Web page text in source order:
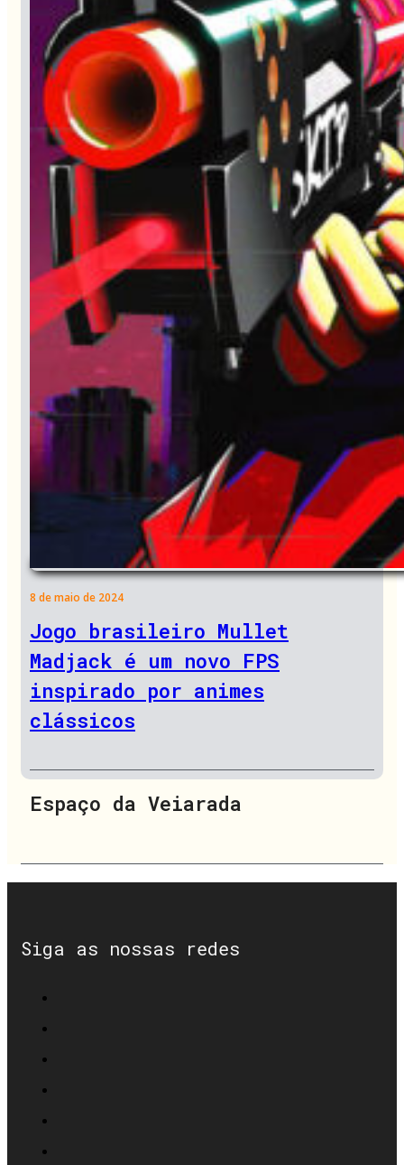
8 de maio de 2024
Jogo brasileiro Mullet
Madjack é um novo FPS
inspirado por animes
clássicos
Espaço da Veiarada
Siga as nossas redes